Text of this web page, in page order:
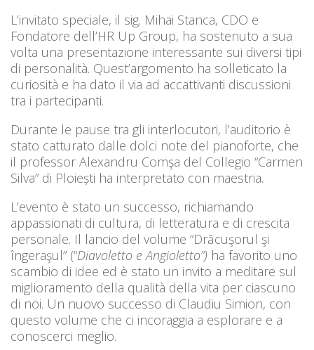
L’invitato speciale, il sig. Mihai Stanca, CDO e
Fondatore dell’HR Up Group, ha sostenuto a sua
volta una presentazione interessante sui diversi tipi
di personalità. Quest’argomento ha solleticato la
curiosità e ha dato il via ad accattivanti discussioni
tra i partecipanti.
Durante le pause tra gli interlocutori, l’auditorio è
stato catturato dalle dolci note del pianoforte, che
il professor Alexandru Comşa del Collegio “Carmen
Silva” di Ploiești ha interpretato con maestria.
L’evento è stato un successo, richiamando
appassionati di cultura, di letteratura e di crescita
personale. Il lancio del volume “Drăcuşorul şi
îngeraşul” (“Diavoletto e Angioletto”) ha favorito uno
scambio di idee ed è stato un invito a meditare sul
miglioramento della qualità della vita per ciascuno
di noi. Un nuovo successo di Claudiu Simion, con
questo volume che ci incoraggia a esplorare e a
conoscerci meglio.